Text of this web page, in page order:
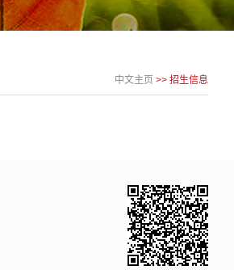
中文主页 >> 招生信息